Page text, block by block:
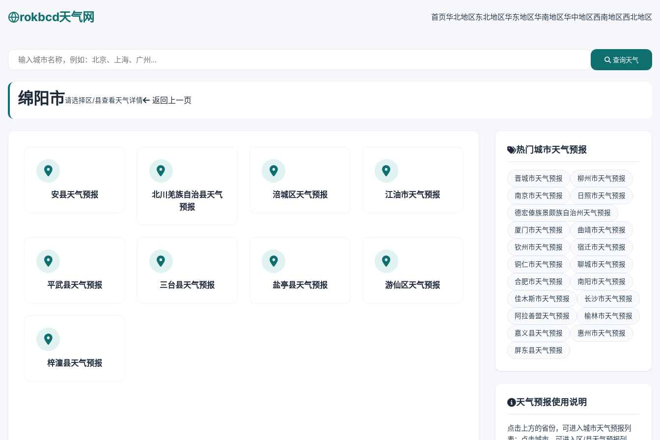
rokbcd天气网 首页华北地区东北地区华东地区华南地区华中地区西南地区西北地区
查询天气
绵阳市请选择区/县查看天气详情 返回上一页
安县天气预报
北川羌族自治县天气
预报
涪城区天气预报 江油市天气预报
平武县天气预报 三台县天气预报 盐亭县天气预报 游仙区天气预报
梓潼县天气预报
热门城市天气预报
晋城市天气预报 柳州市天气预报
南京市天气预报 日照市天气预报
德宏傣族景颇族自治州天气预报
厦门市天气预报 曲靖市天气预报
钦州市天气预报 宿迁市天气预报
铜仁市天气预报 聊城市天气预报
合肥市天气预报 南阳市天气预报
佳木斯市天气预报 长沙市天气预报
阿拉善盟天气预报 榆林市天气预报
嘉义县天气预报 惠州市天气预报
屏东县天气预报
天气预报使用说明
点击上方的省份，可进入城市天气预报列